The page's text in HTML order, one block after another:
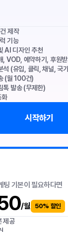
제작
기능
AI 디자인 추천
, VOD, 예약하기, 후원
석 (유입, 클릭, 채널, 국
(월 100건)
톡 발송 (무제한)
시작하기
팅 기본이 필요하다면
/월 50% 할인
제공